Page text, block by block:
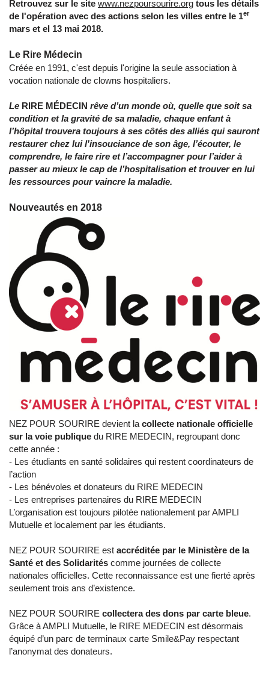
Retrouvez sur le site www.nezpoursourire.org tous les détails
de l'opération avec des actions selon les villes entre le 1er
mars et el 13 mai 2018.
Le Rire Médecin
Créée en 1991, c'est depuis l'origine la seule association à
vocation nationale de clowns hospitaliers.
Le RIRE MÉDECIN rêve d’un monde où, quelle que soit sa
condition et la gravité de sa maladie, chaque enfant à
l’hôpital trouvera toujours à ses côtés des alliés qui sauront
restaurer chez lui l'insouciance de son âge, l’écouter, le
comprendre, le faire rire et l’accompagner pour l’aider à
passer au mieux le cap de l’hospitalisation et trouver en lui
les ressources pour vaincre la maladie.
Nouveautés en 2018
NEZ POUR SOURIRE devient la collecte nationale officielle
sur la voie publique du RIRE MEDECIN, regroupant donc
cette année :
- Les étudiants en santé solidaires qui restent coordinateurs de
l’action
- Les bénévoles et donateurs du RIRE MEDECIN
- Les entreprises partenaires du RIRE MEDECIN
L’organisation est toujours pilotée nationalement par AMPLI
Mutuelle et localement par les étudiants.
NEZ POUR SOURIRE est accréditée par le Ministère de la
Santé et des Solidarités comme journées de collecte
nationales officielles. Cette reconnaissance est une fierté après
seulement trois ans d’existence.
NEZ POUR SOURIRE collectera des dons par carte bleue.
Grâce à AMPLI Mutuelle, le RIRE MEDECIN est désormais
équipé d’un parc de terminaux carte Smile&Pay respectant
l’anonymat des donateurs.